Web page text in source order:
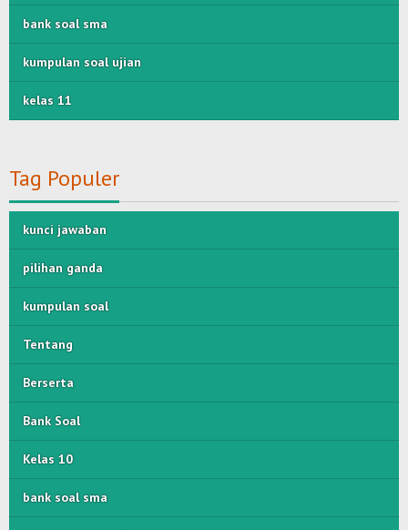
bank soal sma
kumpulan soal ujian
kelas 11
Tag Populer
kunci jawaban
pilihan ganda
kumpulan soal
Tentang
Berserta
Bank Soal
Kelas 10
bank soal sma